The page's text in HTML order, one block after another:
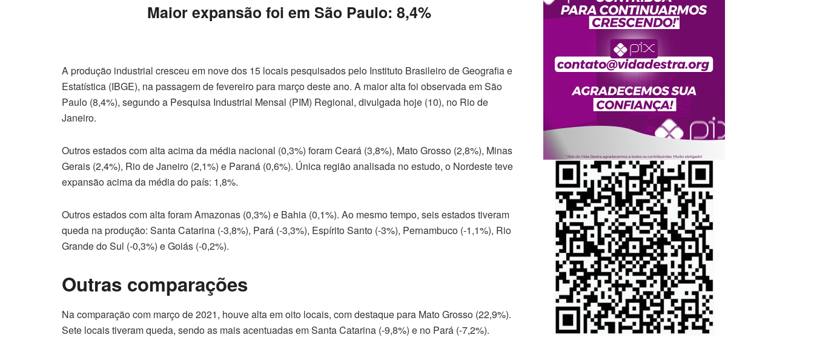
Maior expansão foi em São Paulo: 8,4%
A produção industrial cresceu em nove dos 15 locais pesquisados pelo Instituto Brasileiro de Geografia e
Estatística (IBGE), na passagem de fevereiro para março deste ano. A maior alta foi observada em São
Paulo (8,4%), segundo a Pesquisa Industrial Mensal (PIM) Regional, divulgada hoje (10), no Rio de
Janeiro.
Outros estados com alta acima da média nacional (0,3%) foram Ceará (3,8%), Mato Grosso (2,8%), Minas
Gerais (2,4%), Rio de Janeiro (2,1%) e Paraná (0,6%). Única região analisada no estudo, o Nordeste teve
expansão acima da média do país: 1,8%.
Outros estados com alta foram Amazonas (0,3%) e Bahia (0,1%). Ao mesmo tempo, seis estados tiveram
queda na produção: Santa Catarina (-3,8%), Pará (-3,3%), Espírito Santo (-3%), Pernambuco (-1,1%), Rio
Grande do Sul (-0,3%) e Goiás (-0,2%).
Outras comparações
Na comparação com março de 2021, houve alta em oito locais, com destaque para Mato Grosso (22,9%).
Sete locais tiveram queda, sendo as mais acentuadas em Santa Catarina (-9,8%) e no Pará (-7,2%).